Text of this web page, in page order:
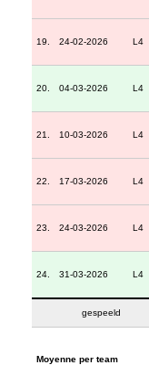
19. 24-02-2026 L4
20. 04-03-2026 L4
21. 10-03-2026 L4
22. 17-03-2026 L4
23. 24-03-2026 L4
24. 31-03-2026 L4
gespeeld
Moyenne per team